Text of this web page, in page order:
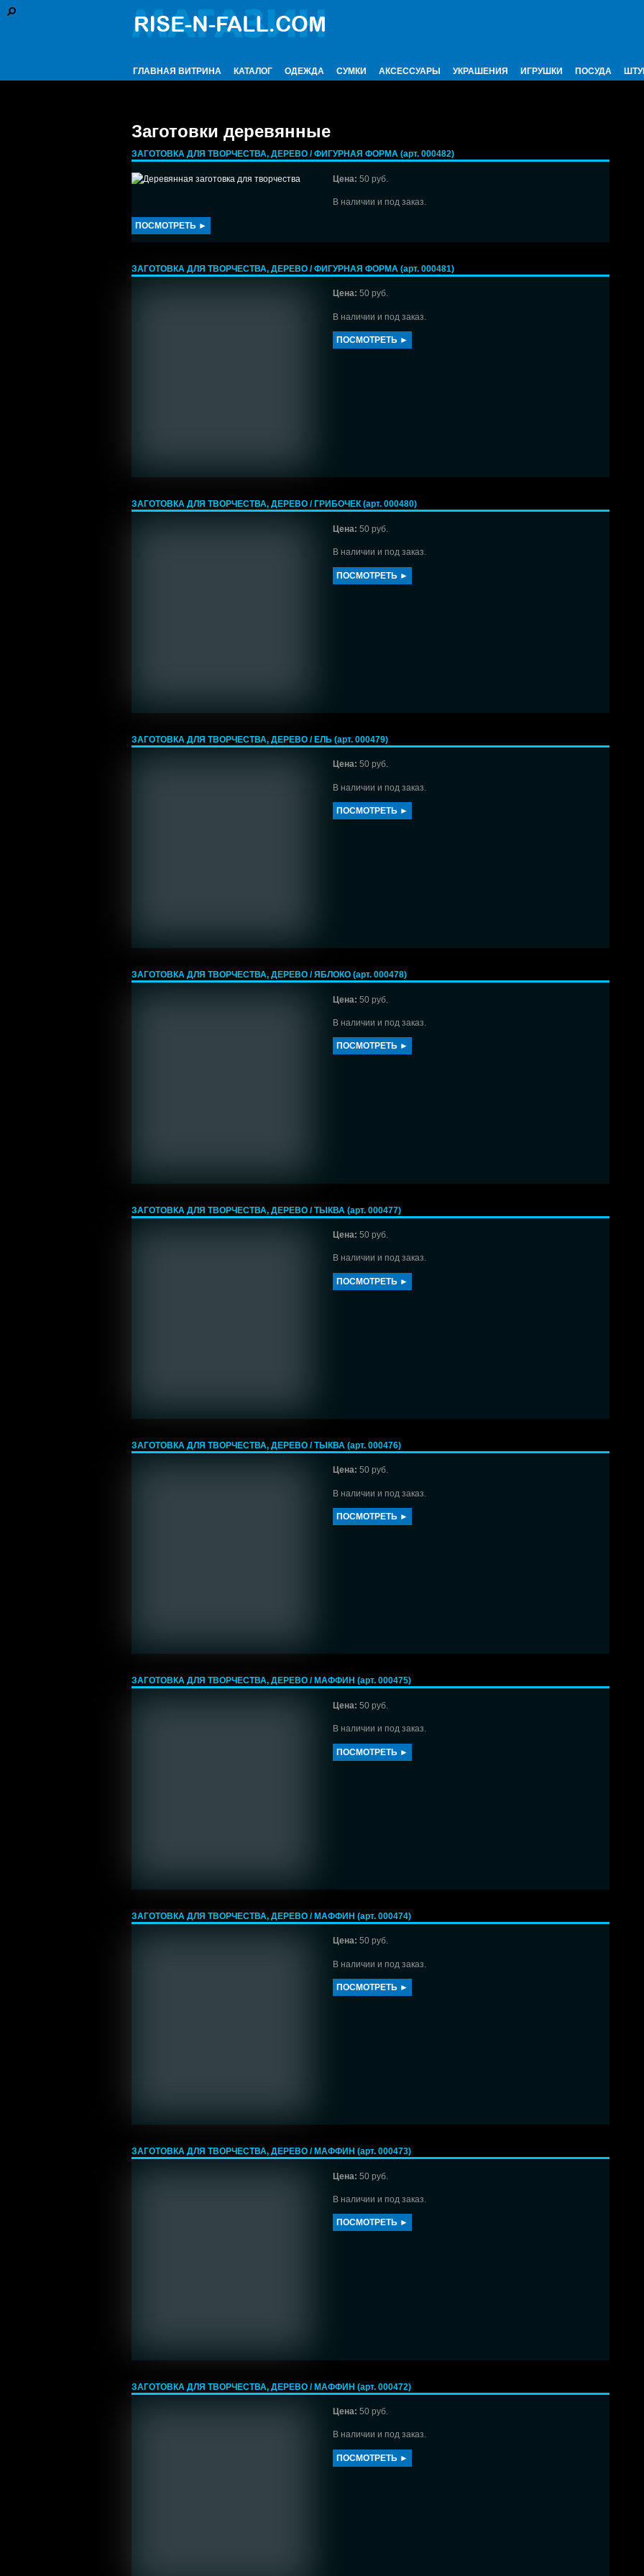
ГЛАВНАЯ ВИТРИНА КАТАЛОГ ОДЕЖДА СУМКИ АКСЕССУАРЫ УКРАШЕНИЯ ИГРУШКИ ПОСУДА
Заготовки деревянные
ЗАГОТОВКА ДЛЯ ТВОРЧЕСТВА, ДЕРЕВО / ФИГУРНАЯ ФОРМА (арт. 000482)
Цена: 50 руб.
В наличии и под заказ.
ПОСМОТРЕТЬ ►
ЗАГОТОВКА ДЛЯ ТВОРЧЕСТВА, ДЕРЕВО / ФИГУРНАЯ ФОРМА (арт. 000481)
Цена: 50 руб.
В наличии и под заказ.
ПОСМОТРЕТЬ ►
ЗАГОТОВКА ДЛЯ ТВОРЧЕСТВА, ДЕРЕВО / ГРИБОЧЕК (арт. 000480)
Цена: 50 руб.
В наличии и под заказ.
ПОСМОТРЕТЬ ►
ЗАГОТОВКА ДЛЯ ТВОРЧЕСТВА, ДЕРЕВО / ЕЛЬ (арт. 000479)
Цена: 50 руб.
В наличии и под заказ.
ПОСМОТРЕТЬ ►
ЗАГОТОВКА ДЛЯ ТВОРЧЕСТВА, ДЕРЕВО / ЯБЛОКО (арт. 000478)
Цена: 50 руб.
В наличии и под заказ.
ПОСМОТРЕТЬ ►
ЗАГОТОВКА ДЛЯ ТВОРЧЕСТВА, ДЕРЕВО / ТЫКВА (арт. 000477)
Цена: 50 руб.
В наличии и под заказ.
ПОСМОТРЕТЬ ►
ЗАГОТОВКА ДЛЯ ТВОРЧЕСТВА, ДЕРЕВО / ТЫКВА (арт. 000476)
Цена: 50 руб.
В наличии и под заказ.
ПОСМОТРЕТЬ ►
ЗАГОТОВКА ДЛЯ ТВОРЧЕСТВА, ДЕРЕВО / МАФФИН (арт. 000475)
Цена: 50 руб.
В наличии и под заказ.
ПОСМОТРЕТЬ ►
ЗАГОТОВКА ДЛЯ ТВОРЧЕСТВА, ДЕРЕВО / МАФФИН (арт. 000474)
Цена: 50 руб.
В наличии и под заказ.
ПОСМОТРЕТЬ ►
ЗАГОТОВКА ДЛЯ ТВОРЧЕСТВА, ДЕРЕВО / МАФФИН (арт. 000473)
Цена: 50 руб.
В наличии и под заказ.
ПОСМОТРЕТЬ ►
ЗАГОТОВКА ДЛЯ ТВОРЧЕСТВА, ДЕРЕВО / МАФФИН (арт. 000472)
Цена: 50 руб.
В наличии и под заказ.
ПОСМОТРЕТЬ ►